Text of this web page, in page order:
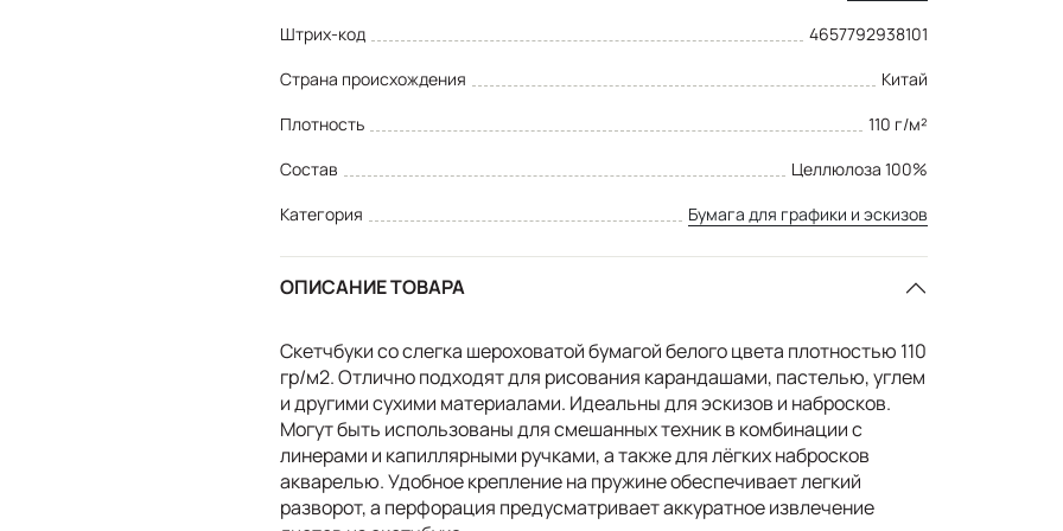
Штрих-код
4657792938101
Страна происхождения
Китай
Плотность
110 г/м²
Состав
Целлюлоза 100%
Категория
Бумага для графики и эскизов
ОПИСАНИЕ ТОВАРА
Скетчбуки со слегка шероховатой бумагой белого цвета плотностью 110
гр/м2. Отлично подходят для рисования карандашами, пастелью, углем
и другими сухими материалами. Идеальны для эскизов и набросков.
Могут быть использованы для смешанных техник в комбинации с
линерами и капиллярными ручками, а также для лёгких набросков
акварелью. Удобное крепление на пружине обеспечивает легкий
разворот, а перфорация предусматривает аккуратное извлечение